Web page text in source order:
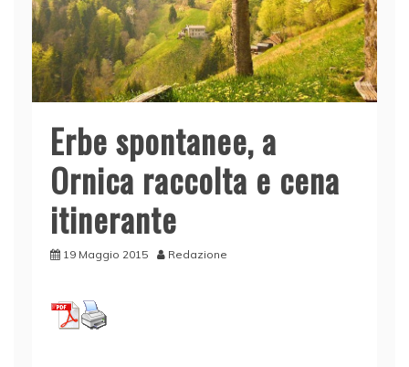
Erbe spontanee, a
Ornica raccolta e cena
itinerante
19 Maggio 2015 Redazione